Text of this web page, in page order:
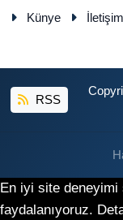
Künye İletişim
RSS
En iyi site
faydalanıyoruz.